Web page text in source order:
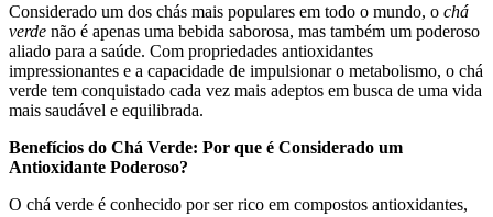
Considerado um dos chás mais populares em todo o mundo, o chá
verde não é apenas uma bebida saborosa, mas também um poderoso
aliado para a saúde. Com propriedades antioxidantes
impressionantes e a capacidade de impulsionar o metabolismo, o chá
verde tem conquistado cada vez mais adeptos em busca de uma vida
mais saudável e equilibrada.
Benefícios do Chá Verde: Por que é Considerado um
Antioxidante Poderoso?
O chá verde é conhecido por ser rico em compostos antioxidantes,